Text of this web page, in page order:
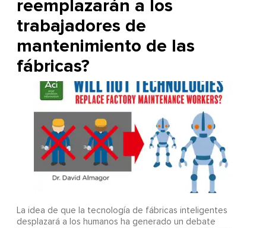
reemplazarán a los
trabajadores de
mantenimiento de las
fábricas?
La idea de que la tecnología de fábricas inteligentes
desplazará a los humanos ha generado un debate